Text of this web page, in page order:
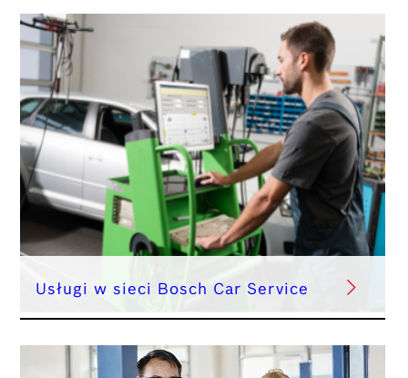
Usługi w sieci Bosch Car Service